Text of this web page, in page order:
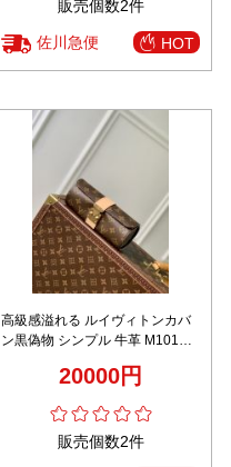
販売個数2件
佐川急便 HOT
高級感溢れる ルイヴィトンカバ
ン黒偽物 シンプル 牛革 M10145
20000円
販売個数2件